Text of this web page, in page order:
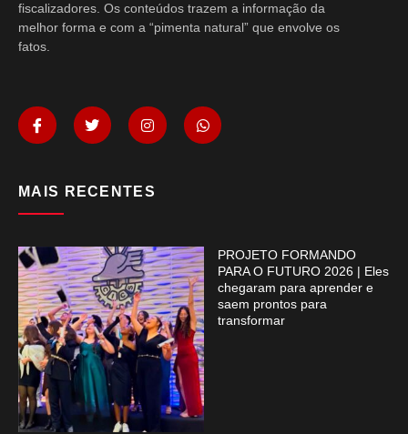
fiscalizadores. Os conteúdos trazem a informação da
melhor forma e com a “pimenta natural” que envolve os
fatos.
MAIS RECENTES
PROJETO FORMANDO
PARA O FUTURO 2026 | Eles
chegaram para aprender e
saem prontos para
transformar